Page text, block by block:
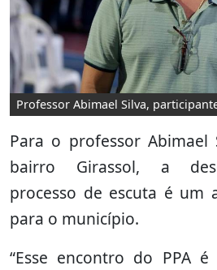
Professor Abimael Silva,
Para o professor
bairro Girassol, a
processo de escuta é um
para o município.
“Esse encontro do PPA